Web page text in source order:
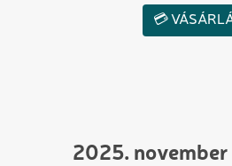
💳
2025. november